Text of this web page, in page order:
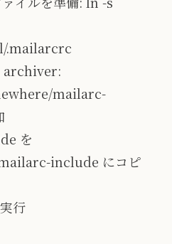
.mailarcrc
archiver:
mailarc-
を
include にコピ
行